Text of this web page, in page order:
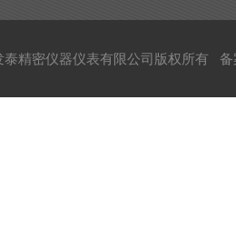
泰精密仪器仪表有限公司版权所有 备